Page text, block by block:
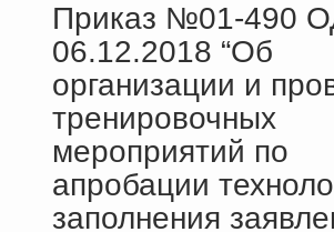
Приказ №01-490
06.12.2018 “Об
организации и
тренировочных
мероприятий по
апробации
заполнения